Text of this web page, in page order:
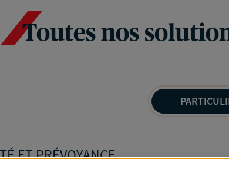
Toutes nos
ET PRÉVOYANCE